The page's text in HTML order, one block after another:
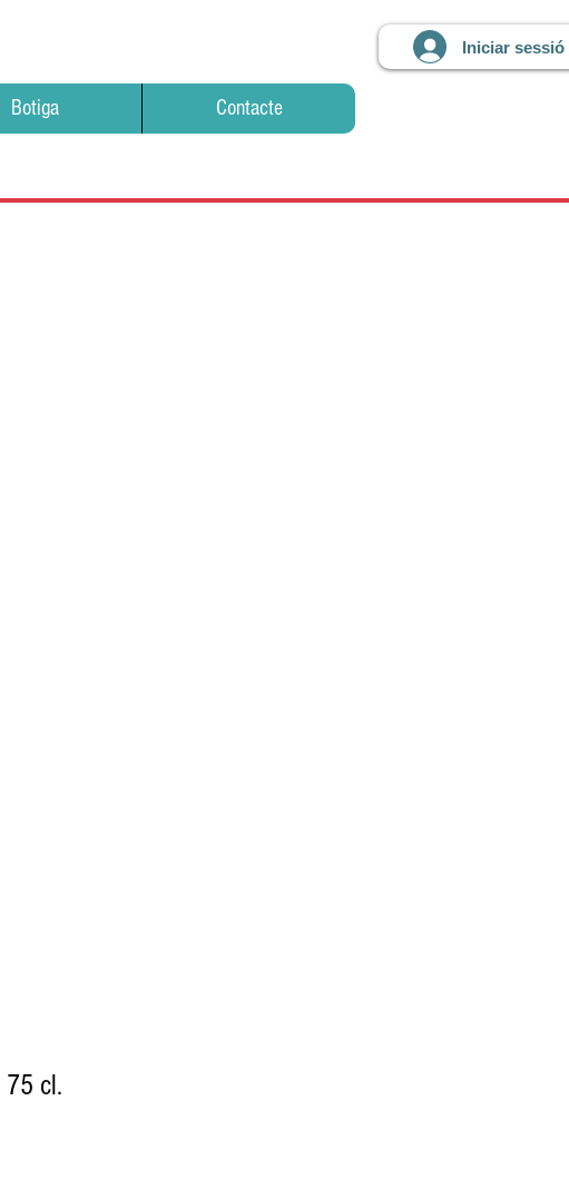
Iniciar sessió
Botiga Contacte
75 cl.